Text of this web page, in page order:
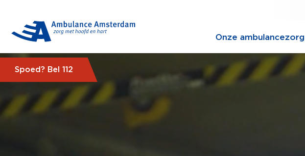
Onze ambulancezorg
Spoed? Bel 112